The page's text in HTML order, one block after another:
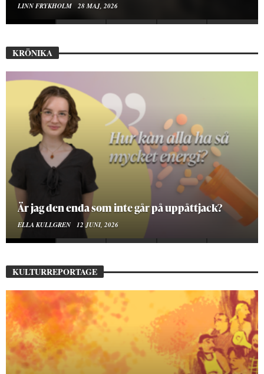
ELISE RALSTON SAMUELSON 24 MAJ, 2026
KRÖNIKA
På stadsbiblioteket hittar jag det mänskliga
MOA LINDROTH 10 JUNI, 2026
KULTURREPORTAGE